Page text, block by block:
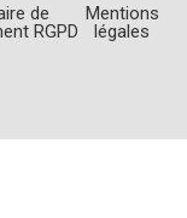
de
RGPD
Mentions
légales